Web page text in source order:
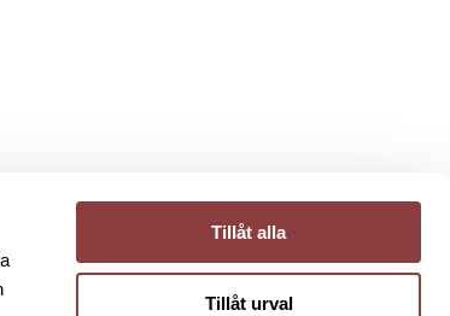
Tillåt alla
Tillåt urval